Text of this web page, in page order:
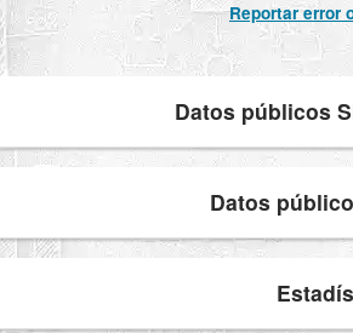
Reportar error
Datos públicos
Datos